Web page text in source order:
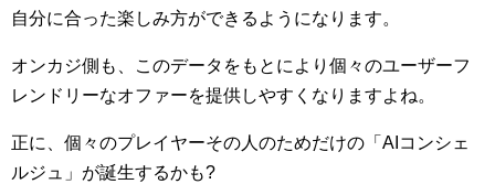
自分に合った楽しみ方ができるようになります。
オンカジ側も、このデータをもとにより個々のユーザーフ
レンドリーなオファーを提供しやすくなりますよね。
正に、個々のプレイヤーその人のためだけの「AIコンシェ
ルジュ」が誕生するかも?